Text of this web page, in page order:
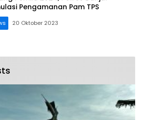
Pengamanan Pam TPS
20 Oktober 2023